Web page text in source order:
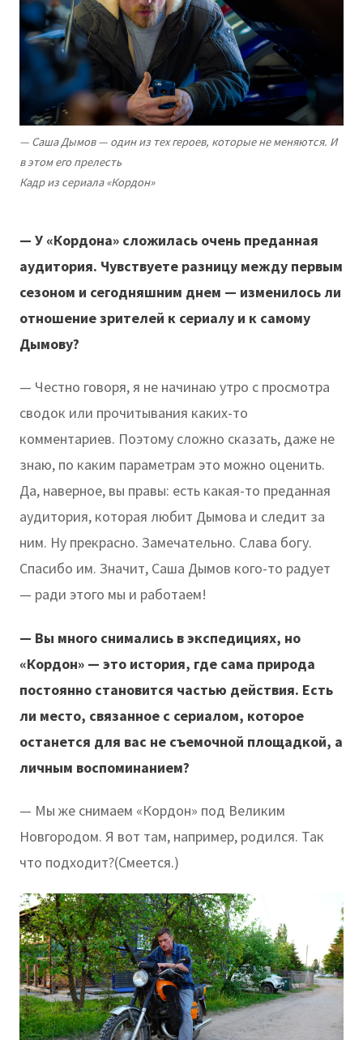
— Саша Дымов — один из тех героев, которые не меняются. И
в этом его прелесть
Кадр из сериала «Кордон»
— У «Кордона» сложилась очень преданная
аудитория. Чувствуете разницу между первым
сезоном и сегодняшним днем — изменилось ли
отношение зрителей к сериалу и к самому
Дымову?
— Честно говоря, я не начинаю утро с просмотра
сводок или прочитывания каких-то
комментариев. Поэтому сложно сказать, даже не
знаю, по каким параметрам это можно оценить.
Да, наверное, вы правы: есть какая-то преданная
аудитория, которая любит Дымова и следит за
ним. Ну прекрасно. Замечательно. Слава богу.
Спасибо им. Значит, Саша Дымов кого-то радует
— ради этого мы и работаем!
— Вы много снимались в экспедициях, но
«Кордон» — это история, где сама природа
постоянно становится частью действия. Есть
ли место, связанное с сериалом, которое
останется для вас не съемочной площадкой, а
личным воспоминанием?
— Мы же снимаем «Кордон» под Великим
Новгородом. Я вот там, например, родился. Так
что подходит?(Смеется.)